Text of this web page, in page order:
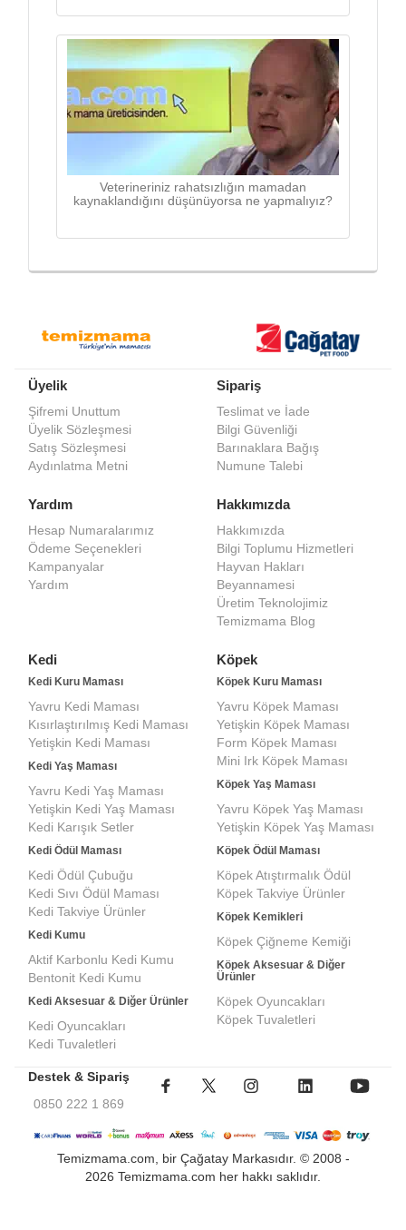
Veterineriniz rahatsızlığın mamadan
kaynaklandığını düşünüyorsa ne yapmalıyız?
Üyelik
Şifremi Unuttum
Üyelik Sözleşmesi
Satış Sözleşmesi
Aydınlatma Metni
Sipariş
Teslimat ve İade
Bilgi Güvenliği
Barınaklara Bağış
Numune Talebi
Yardım
Hesap Numaralarımız
Ödeme Seçenekleri
Kampanyalar
Yardım
Hakkımızda
Hakkımızda
Bilgi Toplumu Hizmetleri
Hayvan Hakları
Beyannamesi
Üretim Teknolojimiz
Temizmama Blog
Kedi
Kedi Kuru Maması
Yavru Kedi Maması
Kısırlaştırılmış Kedi Maması
Yetişkin Kedi Maması
Kedi Yaş Maması
Yavru Kedi Yaş Maması
Yetişkin Kedi Yaş Maması
Kedi Karışık Setler
Kedi Ödül Maması
Kedi Ödül Çubuğu
Kedi Sıvı Ödül Maması
Kedi Takviye Ürünler
Kedi Kumu
Aktif Karbonlu Kedi Kumu
Bentonit Kedi Kumu
Kedi Aksesuar & Diğer Ürünler
Kedi Oyuncakları
Kedi Tuvaletleri
Köpek
Köpek Kuru Maması
Yavru Köpek Maması
Yetişkin Köpek Maması
Form Köpek Maması
Mini Irk Köpek Maması
Köpek Yaş Maması
Yavru Köpek Yaş Maması
Yetişkin Köpek Yaş Maması
Köpek Ödül Maması
Köpek Atıştırmalık Ödül
Köpek Takviye Ürünler
Köpek Kemikleri
Köpek Çiğneme Kemiği
Köpek Aksesuar & Diğer
Ürünler
Köpek Oyuncakları
Köpek Tuvaletleri
Destek & Sipariş
0850 222 1 869
Temizmama.com, bir Çağatay Markasıdır. © 2008 -
2026 Temizmama.com her hakkı saklıdır.